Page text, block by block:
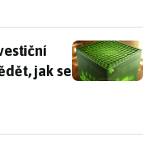
nástroj. Zítra
jak se